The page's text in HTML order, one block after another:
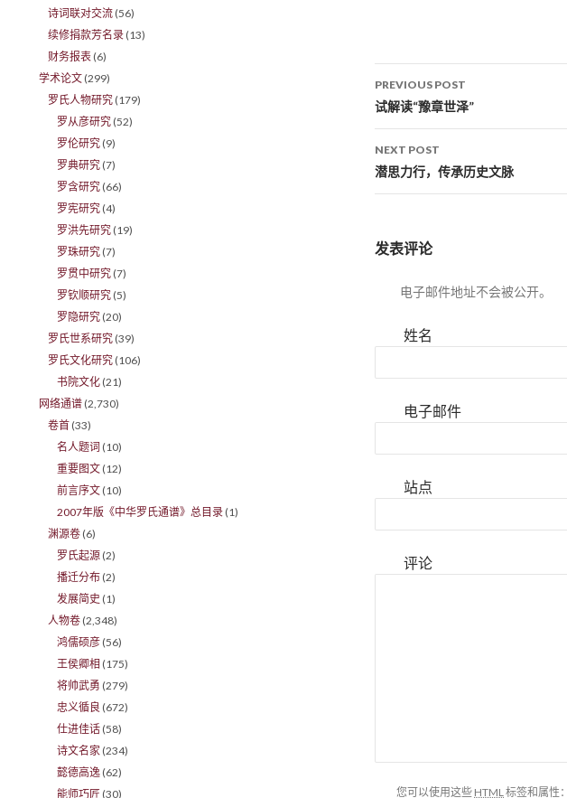
Post navigation
PREVIOUS POST
试解读“豫章世泽”
NEXT POST
潜思力行，传承历史文脉
发表评论
电子邮件地址不会被公开。
姓名
电子邮件
站点
评论
您可以使用这些 HTML标签和属性：
诗词联对交流 (56)
续修捐款芳名录 (13)
财务报表 (6)
学术论文 (299)
罗氏人物研究 (179)
罗从彦研究 (52)
罗伦研究 (9)
罗典研究 (7)
罗含研究 (66)
罗宪研究 (4)
罗洪先研究 (19)
罗珠研究 (7)
罗贯中研究 (7)
罗钦顺研究 (5)
罗隐研究 (20)
罗氏世系研究 (39)
罗氏文化研究 (106)
书院文化 (21)
网络通谱 (2,730)
卷首 (33)
名人题词 (10)
重要图文 (12)
前言序文 (10)
2007年版《中华罗氏通谱》总目录 (1)
渊源卷 (6)
罗氏起源 (2)
播迁分布 (2)
发展简史 (1)
人物卷 (2,348)
鸿儒硕彦 (56)
王侯卿相 (175)
将帅武勇 (279)
忠义循良 (672)
仕进佳话 (58)
诗文名家 (234)
懿德高逸 (62)
能师巧匠 (30)